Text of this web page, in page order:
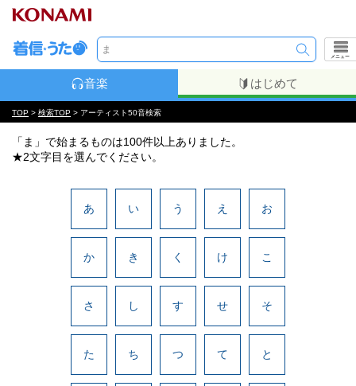
メニュー
音楽 はじめて
TOP > 検索TOP > アーティスト50音検索
「ま」で始まるものは100件以上ありました。
★2文字目を選んでください。
あ い う え お
か き く け こ
さ し す せ そ
た ち つ て と